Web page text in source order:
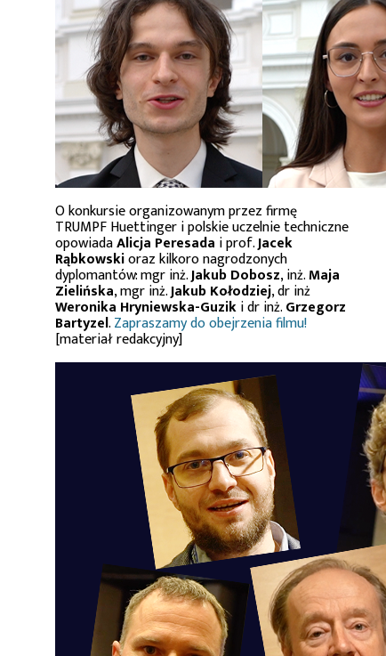
O konkursie organizowanym przez firmę
TRUMPF Huettinger i polskie uczelnie techniczne
opowiadaAlicja Peresada i prof.Jacek
Rąbkowskioraz kilkoro nagrodzonych
dyplomantów: mgr inż.Jakub Dobosz, inż.Maja
Zielińska, mgr inż.Jakub Kołodziej, dr inż
Weronika Hryniewska-Guziki dr inż.Grzegorz
Bartyzel.Zapraszamy do obejrzenia filmu!
[materiał redakcyjny]